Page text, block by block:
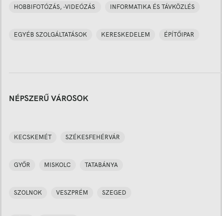
HOBBIFOTÓZÁS, -VIDEÓZÁS INFORMATIKA ÉS TÁVKÖZLÉS
EGYÉB SZOLGÁLTATÁSOK KERESKEDELEM ÉPÍTŐIPAR
NÉPSZERŰ VÁROSOK
KECSKEMÉT SZÉKESFEHÉRVÁR
GYŐR MISKOLC TATABÁNYA
SZOLNOK VESZPRÉM SZEGED